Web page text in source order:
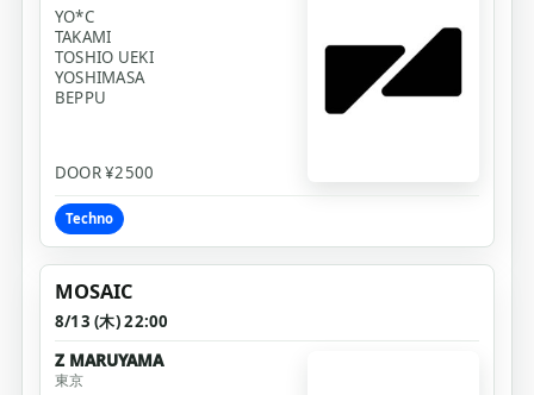
YO*C
TAKAMI
TOSHIO UEKI
YOSHIMASA
BEPPU
DOOR ¥2500
Techno
MOSAIC
8/13 (木) 22:00
Z MARUYAMA
東京